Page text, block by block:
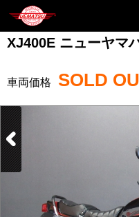
XJ400E ニューヤマ
SOLD